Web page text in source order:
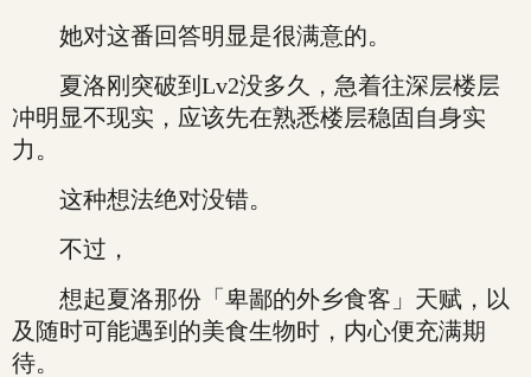
她对这番回答明显是很满意的。
夏洛刚突破到Lv2没多久，急着往深层楼层
冲明显不现实，应该先在熟悉楼层稳固自身实
力。
这种想法绝对没错。
不过，
想起夏洛那份「卑鄙的外乡食客」天赋，以
及随时可能遇到的美食生物时，内心便充满期
待。